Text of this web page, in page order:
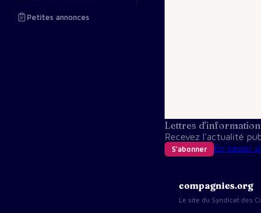
Petites annonces
Lettres d'information
Recevez l'actualité
S'abonner En savoir
compagnies.org
Le site du Syndicat des